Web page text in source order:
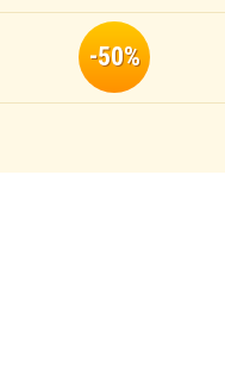
-50%